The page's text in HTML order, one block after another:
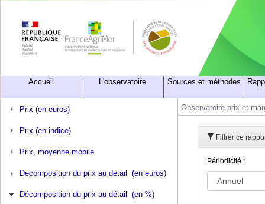
Accueil L'observatoire Sources et méthodes
Prix (en euros)
Prix (en indice)
Prix, moyenne mobile
Décomposition du prix au détail (en euros)
Décomposition du prix au détail (en %)
Observatoire prix et
Filtrer ce
Périodicité :